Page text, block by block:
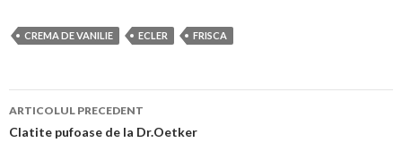
CREMA DE VANILIE ECLER FRISCA
Navigare
în
ARTICOLUL PRECEDENT
Clatite pufoase de la Dr.Oetker